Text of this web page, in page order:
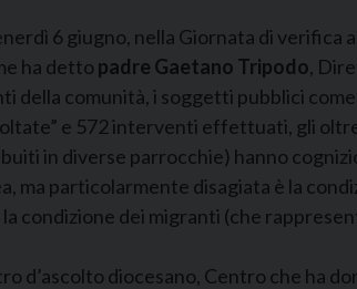
6 giugno, nella Giornata di verifica
ha detto padre Gaetano Tripodo,
della comunità, i soggetti pubblici
e 572 interventi effettuati, gli
in diverse parrocchie) hanno
particolarmente disagiata è la
condizione dei migranti (che
d’ascolto diocesano, Centro che ha